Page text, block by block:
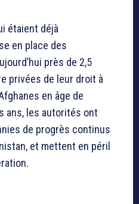
étaient déjà
en place des
près de 2,5
privées de leur droit à
en âge de
ans, les autorités ont
de progrès continus
et mettent en péril